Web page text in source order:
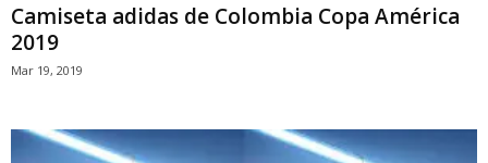
Camiseta adidas de Colombia Copa América
2019
Mar 19, 2019